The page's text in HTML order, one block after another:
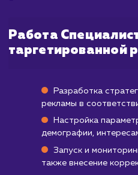
целевой аудитории.
вы сразу начнете
Однако для
эффективности
результатов обычно
недели работы
различных гипотез